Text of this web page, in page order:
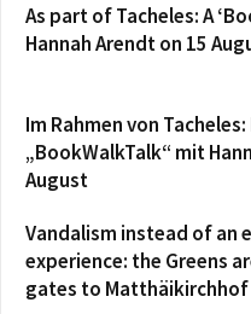
As part of Tacheles: A
Hannah Arendt on 15
Im Rahmen von Tacheles:
„BookWalkTalk“ mit
August
Vandalism instead of an
experience: the Greens
gates to